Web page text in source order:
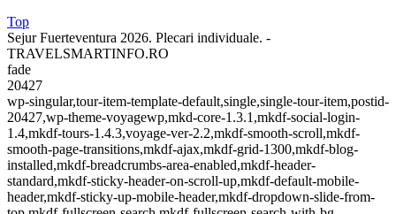
Top
Sejur Fuerteventura 2026. Plecari individuale. -
TRAVELSMARTINFO.RO
fade
20427
wp-singular,tour-item-template-default,single,single-tour-item,postid-
20427,wp-theme-voyagewp,mkd-core-1.3.1,mkdf-social-login-
1.4,mkdf-tours-1.4.3,voyage-ver-2.2,mkdf-smooth-scroll,mkdf-
smooth-page-transitions,mkdf-ajax,mkdf-grid-1300,mkdf-blog-
installed,mkdf-breadcrumbs-area-enabled,mkdf-header-
standard,mkdf-sticky-header-on-scroll-up,mkdf-default-mobile-
header,mkdf-sticky-up-mobile-header,mkdf-dropdown-slide-from-